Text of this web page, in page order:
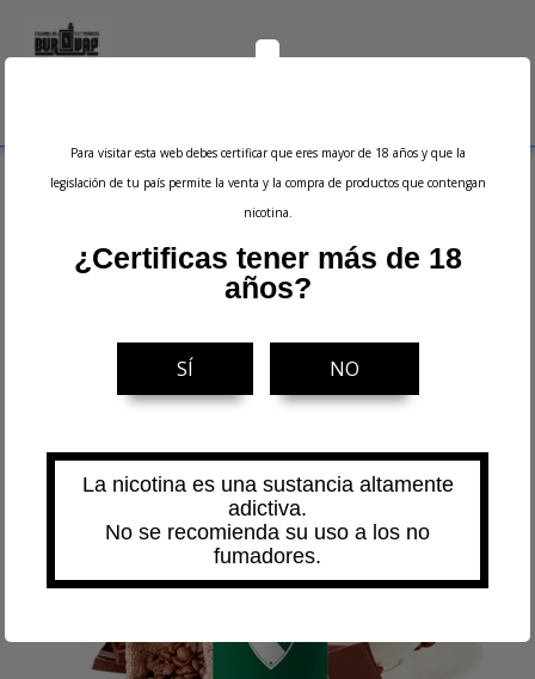
Inicio Sales de Nicotina Sales Postres
Don Juan Cafe 10ml - Kings Crest
Para visitar esta web debes certificar que eres mayor de 18 años y que la
legislación de tu país permite la venta y la compra de productos que contengan
nicotina.
¿Certificas tener más de 18
años?
SÍ NO
La nicotina es una sustancia altamente
adictiva.
No se recomienda su uso a los no
fumadores.